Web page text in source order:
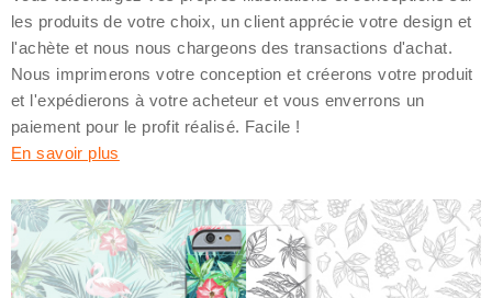
les produits de votre choix, un client apprécie votre design et
l'achète et nous nous chargeons des transactions d'achat.
Nous imprimerons votre conception et créerons votre produit
et l'expédierons à votre acheteur et vous enverrons un
paiement pour le profit réalisé. Facile !
En savoir plus